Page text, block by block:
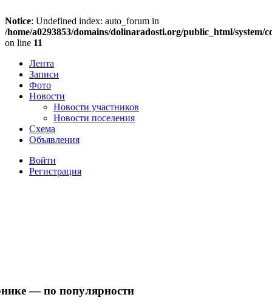
Notice: Undefined index: auto_forum in
/home/a0293853/domains/dolinaradosti.org/public_html/
on line 11
Лента
Записи
Фото
Новости
Новости участников
Новости поселения
Схема
Объявления
Войти
Регистрация
— по популярности